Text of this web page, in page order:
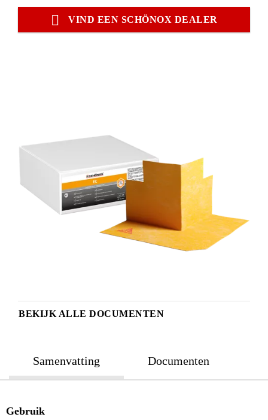
BEKIJK ALLE DOCUMENTEN
VIND EEN SCHÖNOX DEALER
Samenvatting Documenten
Gebruik